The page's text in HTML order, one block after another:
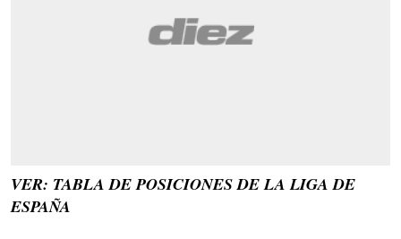
VER: TABLA DE POSICIONES DE LA LIGA DE
ESPAÑA